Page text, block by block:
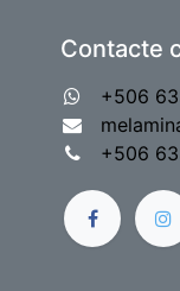
Contacte
+506
+506